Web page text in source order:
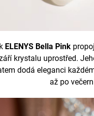
ELENYS Bella Pink
krystalu uprostřed.
dodá eleganci
až po